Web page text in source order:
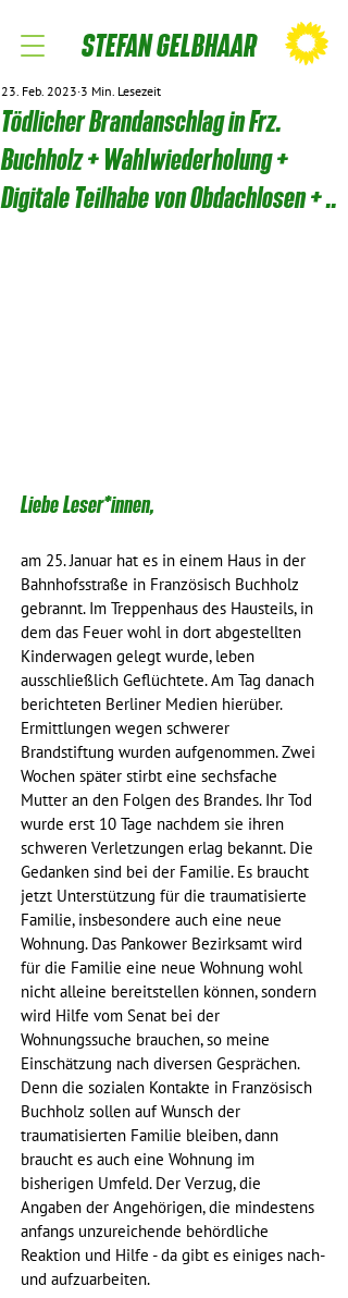
STEFAN GELBHAAR
Tödlicher Brandanschlag in Frz.
Buchholz + Wahlwiederholung +
Digitale Teilhabe von Obdachlosen + ..
23. Feb. 2023 3 Min. Lesezeit
Liebe Leser*innen,
am 25. Januar hat es in einem Haus in der
Bahnhofsstraße in Französisch Buchholz
gebrannt. Im Treppenhaus des Hausteils, in
dem das Feuer wohl in dort abgestellten
Kinderwagen gelegt wurde, leben
ausschließlich Geflüchtete. Am Tag danach
berichteten Berliner Medien hierüber.
Ermittlungen wegen schwerer
Brandstiftung wurden aufgenommen. Zwei
Wochen später stirbt eine sechsfache
Mutter an den Folgen des Brandes. Ihr Tod
wurde erst 10 Tage nachdem sie ihren
schweren Verletzungen erlag bekannt. Die
Gedanken sind bei der Familie. Es braucht
jetzt Unterstützung für die traumatisierte
Familie, insbesondere auch eine neue
Wohnung. Das Pankower Bezirksamt wird
für die Familie eine neue Wohnung wohl
nicht alleine bereitstellen können, sondern
wird Hilfe vom Senat bei der
Wohnungssuche brauchen, so meine
Einschätzung nach diversen Gesprächen.
Denn die sozialen Kontakte in Französisch
Buchholz sollen auf Wunsch der
traumatisierten Familie bleiben, dann
braucht es auch eine Wohnung im
bisherigen Umfeld. Der Verzug, die
Angaben der Angehörigen, die mindestens
anfangs unzureichende behördliche
Reaktion und Hilfe - da gibt es einiges nach-
und aufzuarbeiten.